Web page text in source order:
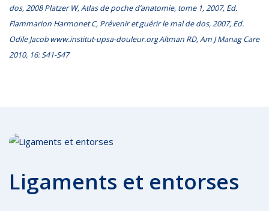
dos, 2008 Platzer W, Atlas de poche d’anatomie, tome 1, 2007, Ed.
Flammarion Harmonet C, Prévenir et guérir le mal de dos, 2007, Ed.
Odile Jacob www.institut-upsa-douleur.org Altman RD, Am J Manag Care
2010, 16: S41-S47
Ligaments et entorses